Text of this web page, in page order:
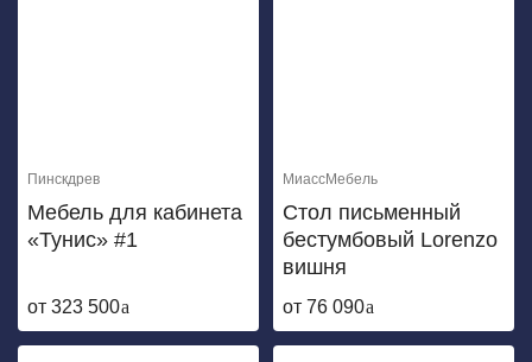
Пинскдрев
Мебель для кабинета
«Тунис» #1
от 323 500
МиассМебель
Стол письменный
бестумбовый Lorenzo
вишня
от 76 090